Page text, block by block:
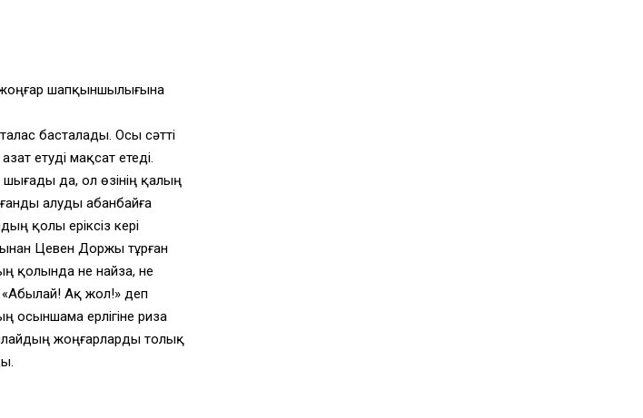
жоңғар шапқыншылығына
басталады. Осы сәтті
етуді мақсат етеді.
да, ол өзінің қалың
алуды Қабанбайға
қолы еріксіз кері
Цевен Доржы тұрған
қолында не найза, не
Ақ жол!» деп
осыншама ерлігіне риза
жоңғарларды толық